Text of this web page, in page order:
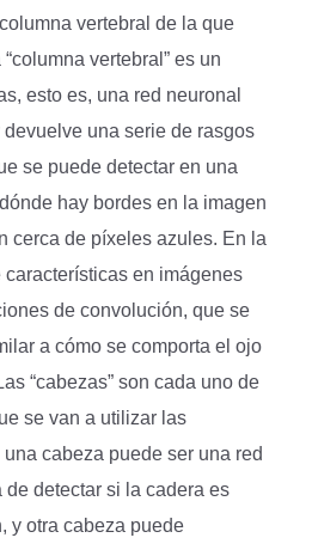
vertebral de la que
vertebral” es un
esto es, una red neuronal
una serie de rasgos
se puede detectar en una
hay bordes en la imagen
cerca de píxeles azules. En la
en imágenes
de convolución, que se
a cómo se comporta el ojo
“cabezas” son cada uno de
se van a utilizar las
cabeza puede ser una red
detectar si la cadera es
y otra cabeza puede